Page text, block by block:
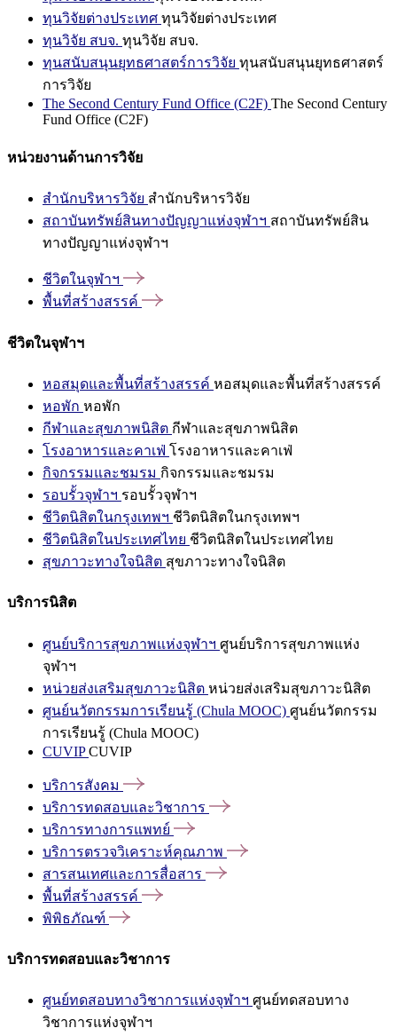
ทุนวิจัยต่างประเทศ ทุนวิจัยต่างประเทศ
ทุนวิจัย สบจ. ทุนวิจัย สบจ.
ทุนสนับสนุนยุทธศาสตร์การวิจัย ทุนสนับสนุนยุทธศาสตร์
การวิจัย
The Second Century Fund Office (C2F) The Second Century
Fund Office (C2F)
หน่วยงานด้านการวิจัย
สำนักบริหารวิจัย สำนักบริหารวิจัย
สถาบันทรัพย์สินทางปัญญาแห่งจุฬาฯ สถาบันทรัพย์สิน
ทางปัญญาแห่งจุฬาฯ
ชีวิตในจุฬาฯ
พื้นที่สร้างสรรค์
ชีวิตในจุฬาฯ
หอสมุดและพื้นที่สร้างสรรค์ หอสมุดและพื้นที่สร้างสรรค์
หอพัก หอพัก
กีฬาและสุขภาพนิสิต กีฬาและสุขภาพนิสิต
โรงอาหารและคาเฟ่ โรงอาหารและคาเฟ่
กิจกรรมและชมรม กิจกรรมและชมรม
รอบรั้วจุฬาฯ รอบรั้วจุฬาฯ
ชีวิตนิสิตในกรุงเทพฯ ชีวิตนิสิตในกรุงเทพฯ
ชีวิตนิสิตในประเทศไทย ชีวิตนิสิตในประเทศไทย
สุขภาวะทางใจนิสิต สุขภาวะทางใจนิสิต
บริการนิสิต
ศูนย์บริการสุขภาพแห่งจุฬาฯ ศูนย์บริการสุขภาพแห่ง
จุฬาฯ
หน่วยส่งเสริมสุขภาวะนิสิต หน่วยส่งเสริมสุขภาวะนิสิต
ศูนย์นวัตกรรมการเรียนรู้ (Chula MOOC) ศูนย์นวัตกรรม
การเรียนรู้ (Chula MOOC)
CUVIPCUVIP
บริการสังคม
บริการทดสอบและวิชาการ
บริการทางการแพทย์
บริการตรวจวิเคราะห์คุณภาพ
สารสนเทศและการสื่อสาร
พื้นที่สร้างสรรค์
พิพิธภัณฑ์
บริการทดสอบและวิชาการ
ศูนย์ทดสอบทางวิชาการแห่งจุฬาฯ ศูนย์ทดสอบทาง
วิชาการแห่งจุฬาฯ